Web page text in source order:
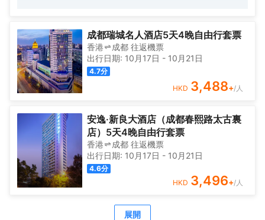
成都瑞城名人酒店5天4晚自由行套票
香港 成都 往返機票
出行日期: 10月17日 - 10月21日
4.7分
HKD 3,488+/人
安逸·新良大酒店（成都春熙路太古裏
店）5天4晚自由行套票
香港 成都 往返機票
出行日期: 10月17日 - 10月21日
4.6分
HKD 3,496+/人
展開